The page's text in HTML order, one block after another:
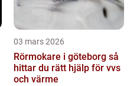
03 mars 2026
Rörmokare i göteborg så
hittar du rätt hjälp för vvs
och värme